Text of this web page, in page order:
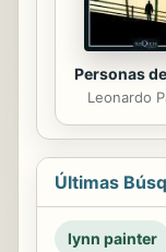
Personas
Leonardo
Últimas
lynn painter